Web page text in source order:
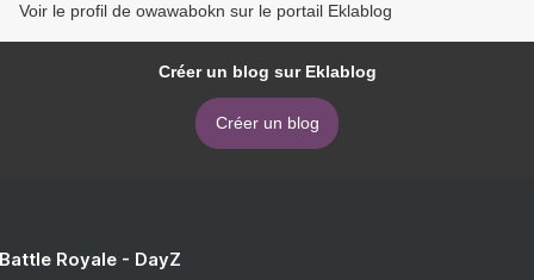
Voir le profil de owawabokn sur le portail Eklablog
Créer un blog sur Eklablog
Créer un blog
Royale - DayZ